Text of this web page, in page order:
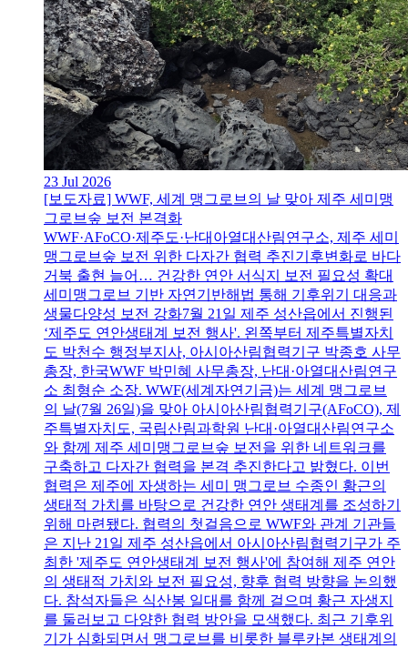
23 Jul 2026
[보도자료] WWF, 세계 맹그로브의 날 맞아 제주 세미맹
그로브숲 보전 본격화
WWF·AFoCO·제주도·난대아열대산림연구소, 제주 세미
맹그로브숲 보전 위한 다자간 협력 추진기후변화로 바다
거북 출현 늘어… 건강한 연안 서식지 보전 필요성 확대
세미맹그로브 기반 자연기반해법 통해 기후위기 대응과
생물다양성 보전 강화7월 21일 제주 성산읍에서 진행된
‘제주도 연안생태계 보전 행사'. 왼쪽부터 제주특별자치
도 박천수 행정부지사, 아시아산림협력기구 박종호 사무
총장, 한국WWF 박민혜 사무총장, 난대·아열대산림연구
소 최형순 소장. WWF(세계자연기금)는 세계 맹그로브
의 날(7월 26일)을 맞아 아시아산림협력기구(AFoCO), 제
주특별자치도, 국립산림과학원 난대·아열대산림연구소
와 함께 제주 세미맹그로브숲 보전을 위한 네트워크를
구축하고 다자간 협력을 본격 추진한다고 밝혔다. 이번
협력은 제주에 자생하는 세미 맹그로브 수종인 황근의
생태적 가치를 바탕으로 건강한 연안 생태계를 조성하기
위해 마련됐다. 협력의 첫걸음으로 WWF와 관계 기관들
은 지난 21일 제주 성산읍에서 아시아산림협력기구가 주
최한 '제주도 연안생태계 보전 행사'에 참여해 제주 연안
의 생태적 가치와 보전 필요성, 향후 협력 방향을 논의했
다. 참석자들은 식산봉 일대를 함께 걸으며 황근 자생지
를 둘러보고 다양한 협력 방안을 모색했다. 최근 기후위
기가 심화되면서 맹그로브를 비롯한 블루카본 생태계의